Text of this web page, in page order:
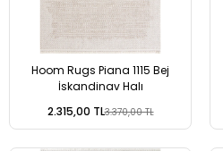
Hoom Rugs Piana 1115 Bej
İskandinav Halı
2.315,00 TL3.370,00 TL